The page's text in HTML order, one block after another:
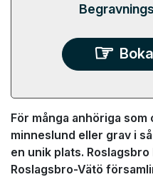
För många anhöriga
minneslund eller grav i
en unik plats.
Roslagsbro-Vätö